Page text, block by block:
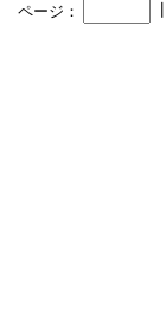
ページ：